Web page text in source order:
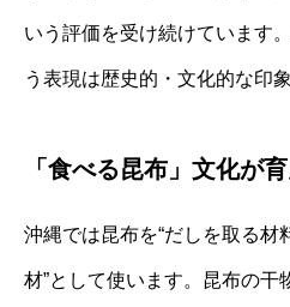
いう評価を受け続けています
う表現は歴史的・文化的な印
「食べる昆布」文化が
沖縄では昆布を“だしを取る材
材”として使います。昆布の干